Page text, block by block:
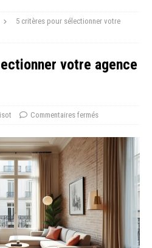
5 critères pour sélectionner votre
votre agence
Commentaires fermés